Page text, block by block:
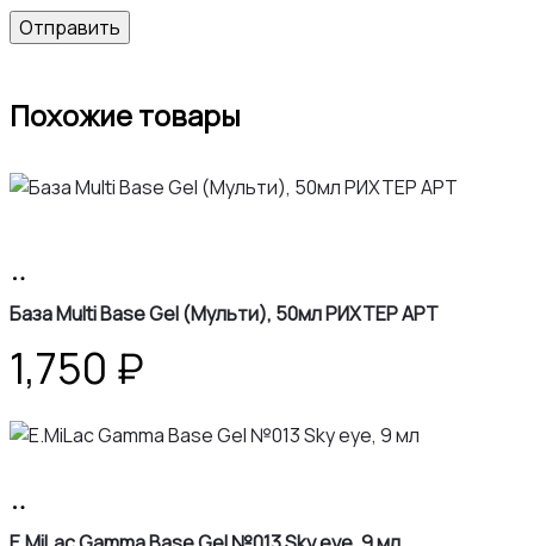
Похожие товары
корзину
База Multi Base Gel (Мульти), 50мл РИХТЕР АРТ
1,750 ₽
корзину